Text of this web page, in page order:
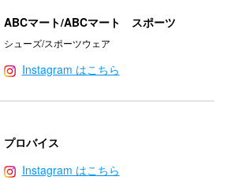
ABCマート/ABCマート スポーツ
シューズ/スポーツウェア
Instagram はこちら
プロバイス
Instagram はこちら